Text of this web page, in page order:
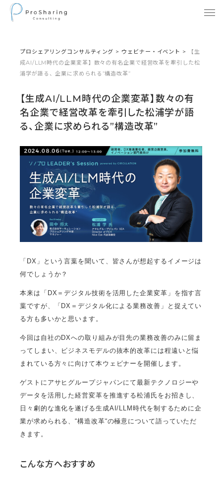
プロシェアリングコンサルティング > ウェビナー・イベント >
【生
成AI/LLM時代の企業変革】数々の有名企業で経営改革を牽引した松
浦学が語る、企業に求められる”構造改革”
【生成AI/LLM時代の企業変革】数々の有
名企業で経営改革を牽引した松浦学が語
る、企業に求められる”構造改革”
「DX」という言葉を聞いて、皆さんが想起するイメージは
何でしょうか？
本来は「DX＝デジタル技術を活用した企業変革」を指す言
葉ですが、「DX＝デジタル化による業務改善」と捉えてい
る方も多いかと思います。
今回は自社のDXへの取り組みが目先の業務改善のみに留ま
ってしまい、ビジネスモデルの抜本的改革には程遠いと悩
まれている方々に向けて本ウェビナーを開催します。
ゲストにアサヒグループジャパンにて最新テクノロジーや
データを活用した経営変革を推進する松浦氏をお招きし、
日々劇的な進化を遂げる生成AI/LLM時代を制するために企
業が求められる、“構造改革“の極意について語っていただ
きます。
こんな方へおすすめ